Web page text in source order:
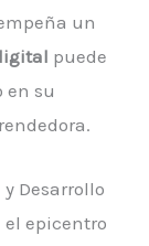
un
puede
su
Desarrollo
el epicentro